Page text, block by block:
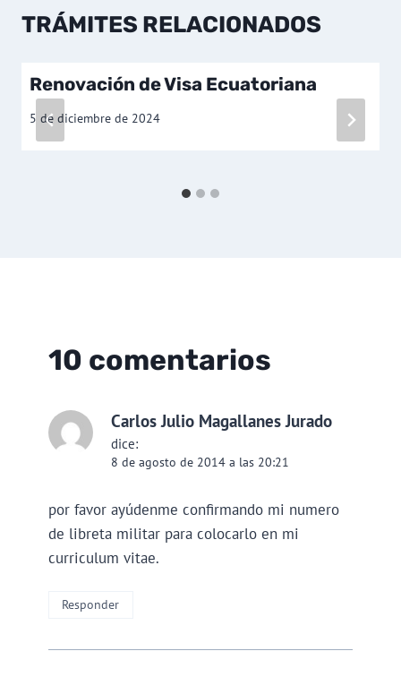
TRÁMITES RELACIONADOS
Renovación de Visa Ecuatoriana
5 de diciembre de 2024
10 comentarios
Carlos Julio Magallanes Jurado
dice:
8 de agosto de 2014 a las 20:21
por favor ayúdenme confirmando mi numero
de libreta militar para colocarlo en mi
curriculum vitae.
Responder